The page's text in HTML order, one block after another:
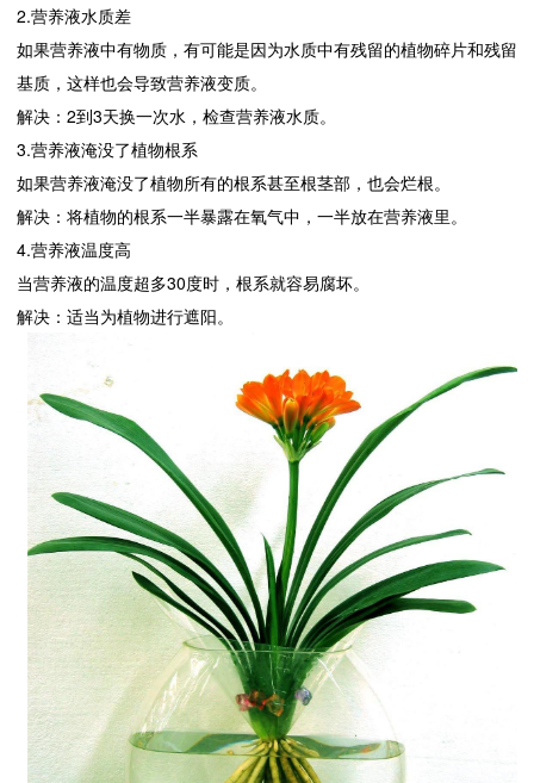
2.营养液水质差
如果营养液中有物质，有可能是因为水质中有残留的植物碎片和残留
基质，这样也会导致营养液变质。
解决：2到3天换一次水，检查营养液水质。
3.营养液淹没了植物根系
如果营养液淹没了植物所有的根系甚至根茎部，也会烂根。
解决：将植物的根系一半暴露在氧气中，一半放在营养液里。
4.营养液温度高
当营养液的温度超多30度时，根系就容易腐坏。
解决：适当为植物进行遮阳。